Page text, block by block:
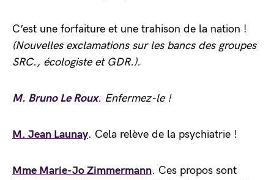
C’est une forfaiture et une trahison de la nation !
(Nouvelles exclamations sur les bancs des groupes
SRC., écologiste et GDR.).
M. Bruno Le Roux. Enfermez-le !
M. Jean Launay. Cela relève de la psychiatrie !
Mme Marie-Jo Zimmermann. Ces propos sont